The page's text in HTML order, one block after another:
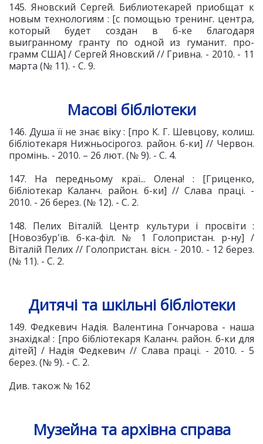
145. Яновский Сергей. Библиотекарей приобщат к
новым технологиям : [с помощью тренинг. центра,
который будет создан в б-ке благодаря
выигранному гранту по одной из гуманит. про-
грамм США] / Сергей Яновский // Гривна. - 2010. - 11
марта (№ 11). - С. 9.
Масові бібліотеки
146. Душа її не знає віку : [про К. Г. Шевцову, колиш.
бібліотекаря Нижньосірогоз. район. б-ки] // Червон.
промінь. - 2010. – 26 лют. (№ 9). - С. 4.
147. На передньому краї... Олена! : [Гриценко,
бібліотекар Каланч. район. б-ки] // Слава праці. -
2010. - 26 берез. (№ 12). - С. 2.
148. Пелих Віталій. Центр культури і просвіти :
[Новозбур'їв. б-ка-філ. № 1 Голопристан. р-ну] /
Віталій Пелих // Голопристан. вісн. - 2010. - 12 берез.
(№ 11). - С. 2.
Дитячі та шкільні бібліотеки
149. Федкевич Надія. Валентина Гончарова - наша
знахідка! : [про бібліотекаря Каланч. район. б-ки для
дітей] / Надія Федкевич // Слава праці. - 2010. - 5
берез. (№ 9). - С. 2.
Див. також № 162
Музейна та архівна справа